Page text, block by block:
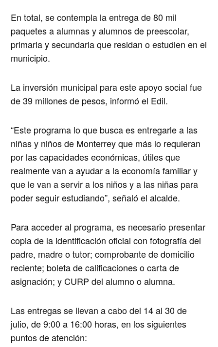
En total, se contempla la entrega de 80 mil
paquetes a alumnas y alumnos de preescolar,
primaria y secundaria que residan o estudien en el
municipio.
La inversión municipal para este apoyo social fue
de 39 millones de pesos, informó el Edil.
“Este programa lo que busca es entregarle a las
niñas y niños de Monterrey que más lo requieran
por las capacidades económicas, útiles que
realmente van a ayudar a la economía familiar y
que le van a servir a los niños y a las niñas para
poder seguir estudiando”, señaló el alcalde.
Para acceder al programa, es necesario presentar
copia de la identificación oficial con fotografía del
padre, madre o tutor; comprobante de domicilio
reciente; boleta de calificaciones o carta de
asignación; y CURP del alumno o alumna.
Las entregas se llevan a cabo del 14 al 30 de
julio, de 9:00 a 16:00 horas, en los siguientes
puntos de atención: